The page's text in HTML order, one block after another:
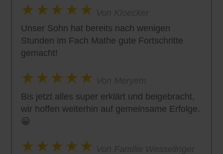
Unser Sohn hat bereits nach wenigen
Stunden im Fach Mathe gute Fortschritte
gemacht!
Bis jetzt alles super erklärt und beigebracht,
wir hoffen weiterhin auf gemeinsame Erfolge.
😀